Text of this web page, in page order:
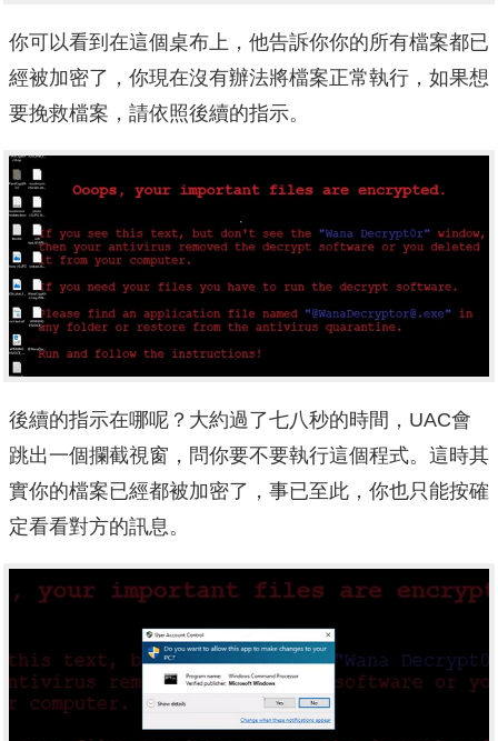
你可以看到在這個桌布上，他告訴你你的所有檔案都已
經被加密了，你現在沒有辦法將檔案正常執行，如果想
要挽救檔案，請依照後續的指示。
後續的指示在哪呢？大約過了七八秒的時間，UAC會
跳出一個攔截視窗，問你要不要執行這個程式。這時其
實你的檔案已經都被加密了，事已至此，你也只能按確
定看看對方的訊息。